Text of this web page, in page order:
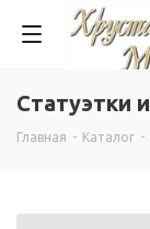
Статуэтки
Главная - Каталог -